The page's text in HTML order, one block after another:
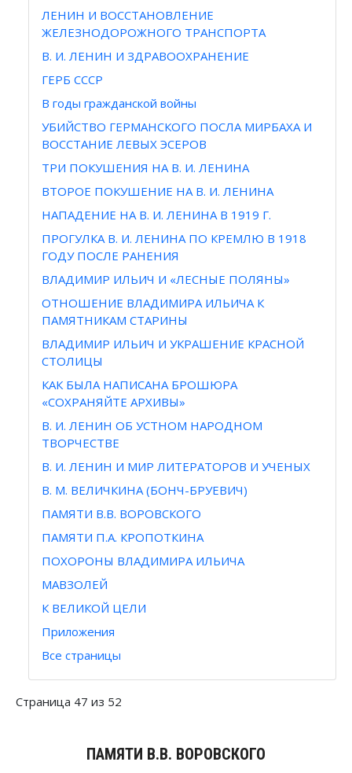
ЛЕНИН И ВОССТАНОВЛЕНИЕ
ЖЕЛЕЗНОДОРОЖНОГО ТРАНСПОРТА
В. И. ЛЕНИН И ЗДРАВООХРАНЕНИЕ
ГЕРБ СССР
В годы гражданской войны
УБИЙСТВО ГЕРМАНСКОГО ПОСЛА МИРБАХА И
ВОССТАНИЕ ЛЕВЫХ ЭСЕРОВ
ТРИ ПОКУШЕНИЯ НА В. И. ЛЕНИНА
ВТОРОЕ ПОКУШЕНИЕ НА В. И. ЛЕНИНА
НАПАДЕНИЕ НА В. И. ЛЕНИНА В 1919 Г.
ПРОГУЛКА В. И. ЛЕНИНА ПО КРЕМЛЮ В 1918
ГОДУ ПОСЛЕ РАНЕНИЯ
ВЛАДИМИР ИЛЬИЧ И «ЛЕСНЫЕ ПОЛЯНЫ»
ОТНОШЕНИЕ ВЛАДИМИРА ИЛЬИЧА К
ПАМЯТНИКАМ СТАРИНЫ
ВЛАДИМИР ИЛЬИЧ И УКРАШЕНИЕ КРАСНОЙ
СТОЛИЦЫ
КАК БЫЛА НАПИСАНА БРОШЮРА
«СОХРАНЯЙТЕ АРХИВЫ»
В. И. ЛЕНИН ОБ УСТНОМ НАРОДНОМ
ТВОРЧЕСТВЕ
В. И. ЛЕНИН И МИР ЛИТЕРАТОРОВ И УЧЕНЫХ
В. М. ВЕЛИЧКИНА (БОНЧ-БРУЕВИЧ)
ПАМЯТИ В.В. ВОРОВСКОГО
ПАМЯТИ П.А. КРОПОТКИНА
ПОХОРОНЫ ВЛАДИМИРА ИЛЬИЧА
МАВЗОЛЕЙ
К ВЕЛИКОЙ ЦЕЛИ
Приложения
Все страницы
Страница 47 из 52
ПАМЯТИ В.В. ВОРОВСКОГО